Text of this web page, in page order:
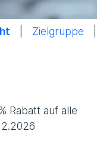
Zielgruppe
Rabatt auf alle